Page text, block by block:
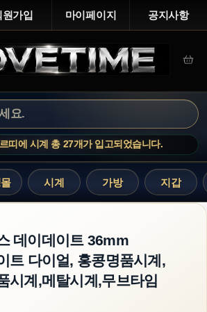
원가입 마이페이지 공지사항
에 시계 총 27개가 입고되었습니다. 신
시계 가방 지갑
이데이트 36mm 옐로우골드
데이데이트 36mm
트 다이얼, 홍콩명품시계,
시계,메탈시계,무브타임